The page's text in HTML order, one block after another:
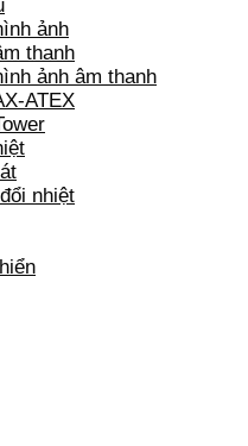
ảnh
thanh
ảnh âm thanh
ATEX
nhiệt